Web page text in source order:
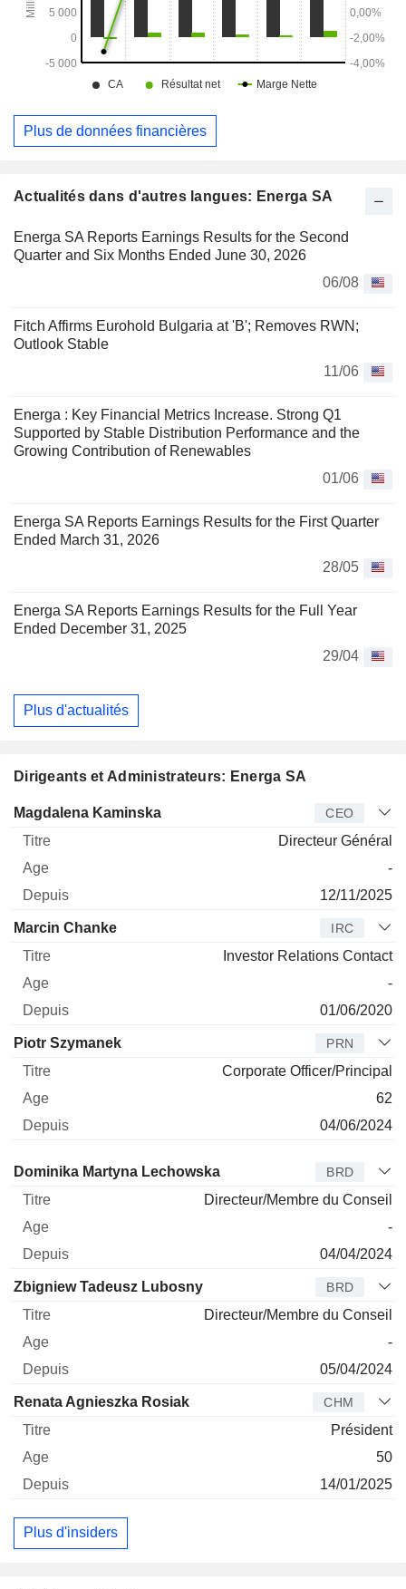
Actualités dans d'autres langues: Energa SA
Energa SA Reports Earnings Results for the Second
Quarter and Six Months Ended June 30, 2026
06/08
Fitch Affirms Eurohold Bulgaria at 'B'; Removes RWN;
Outlook Stable
11/06
Energa : Key Financial Metrics Increase. Strong Q1
Supported by Stable Distribution Performance and the
Growing Contribution of Renewables
01/06
Energa SA Reports Earnings Results for the First Quarter
Ended March 31, 2026
28/05
Energa SA Reports Earnings Results for the Full Year
Ended December 31, 2025
29/04
Plus d'actualités
Dirigeants et Administrateurs: Energa SA
Dirigeant Titre Age Depuis
Magdalena Kaminska CEO
Directeur Général
-
12/11/2025
Marcin Chanke IRC
Investor Relations Contact
-
01/06/2020
Piotr Szymanek PRN
Corporate Officer/Principal
62
04/06/2024
Administrateur Titre Age Depuis
Dominika Martyna Lechowska BRD
Directeur/Membre du Conseil
-
04/04/2024
Zbigniew Tadeusz Lubosny BRD
Directeur/Membre du Conseil
-
05/04/2024
Renata Agnieszka Rosiak CHM
Président
50
14/01/2025
Plus d'insiders
Plus de données financières